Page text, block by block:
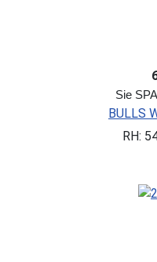
Sie
BULLS
RH: